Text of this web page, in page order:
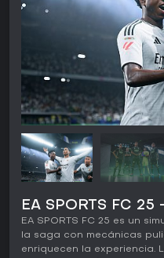
EA SPORTS FC
EA SPORTS FC 25 es un
la saga con mecánicas
enriquecen la experiencia.